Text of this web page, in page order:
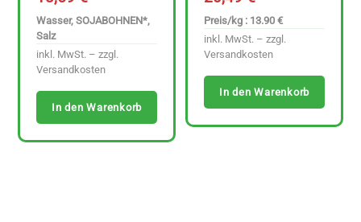
Wasser, SOJABOHNEN*,
Salz
inkl. MwSt. – zzgl.
Versandkosten
In den Warenkorb
Preis/kg : 13.90 €
inkl. MwSt. – zzgl.
Versandkosten
In den Warenkorb